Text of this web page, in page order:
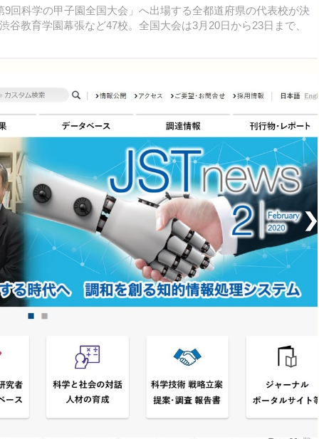
科学の甲子園全国大会」へ出場する全都道府県の代表校が決
教育学園幕張など47校。全国大会は3月20日から23日まで、